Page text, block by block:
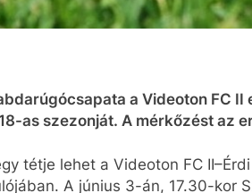
a Videoton FC II
as szezonját. A mérkőzést az
tétje lehet a Videoton FC
A június 3-án, 17.30-kor